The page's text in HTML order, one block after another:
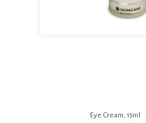
Eye Cream, 15ml